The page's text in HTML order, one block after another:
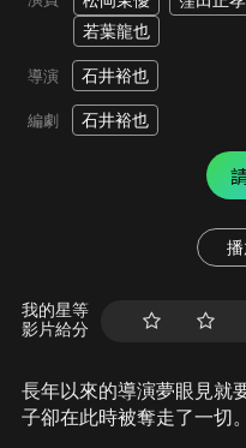
若葉龍也
導演 石井裕也
編劇 石井裕也
我的星等
影片給分
長年以來的導演夢眼見就
子卻在此時被奪走了一切